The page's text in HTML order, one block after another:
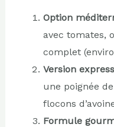
Option
avec tomates,
complet
Version express
une poignée
flocons
Formule